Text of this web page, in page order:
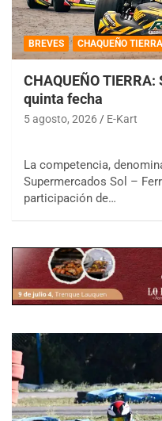
BREVES CHAQUEÑO TIERRA
CHAQUEÑO
quinta fecha
5 agosto, 2026 E-Kart
La competencia,
Supermercados Sol –
participación de…